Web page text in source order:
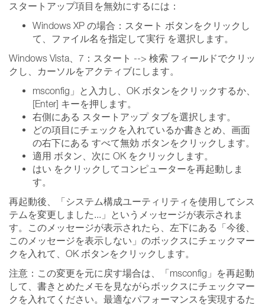
スタートアップ項目を無効にするには：
Windows XP の場合：スタート ボタンをクリックし
て、ファイル名を指定して実行 を選択します。
Windows Vista、7：スタート --> 検索 フィールドでクリッ
クし、カーソルをアクティブにします。
msconfig」と入力し、OK ボタンをクリックするか、
[Enter] キーを押します。
右側にある スタートアップ タブを選択します。
どの項目にチェックを入れているか書きとめ、画面
の右下にある すべて無効 ボタンをクリックします。
適用 ボタン、次に OK をクリックします。
はい をクリックしてコンピューターを再起動しま
す。
再起動後、「システム構成ユーティリティを使用してシス
テムを変更しました...」というメッセージが表示されま
す。このメッセージが表示されたら、左下にある「今後、
このメッセージを表示しない」のボックスにチェックマー
クを入れて、OK ボタンをクリックします。
注意：この変更を元に戻す場合は、「msconfig」を再起動
して、書きとめたメモを見ながらボックスにチェックマー
クを入れてください。最適なパフォーマンスを実現するた